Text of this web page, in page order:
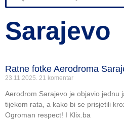
Sarajevo
Ratne fotke Aerodroma
23.11.2025. 21 komentar
Aerodrom Sarajevo je objavio jednu
tijekom rata, a kako bi se prisjetili
Ogroman respect! I Klix.ba